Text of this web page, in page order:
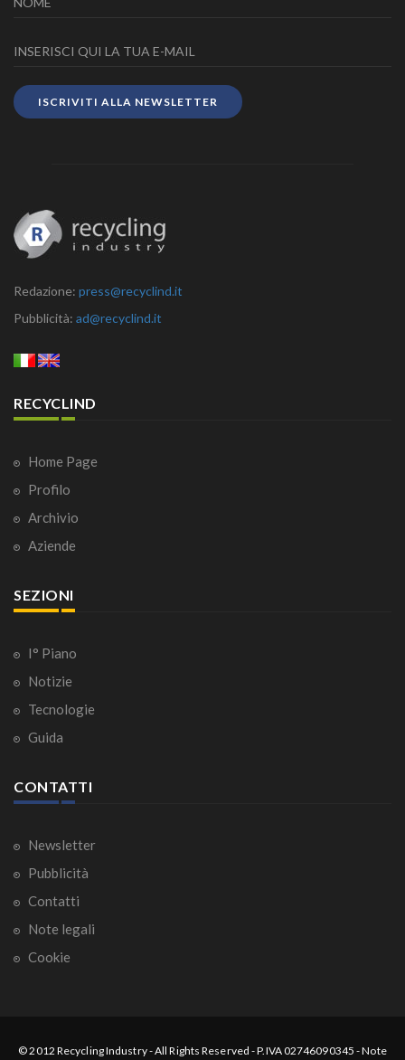
ISCRIVITI ALLA NEWSLETTER
Redazione: press@recyclind.it
Pubblicità: ad@recyclind.it
RECYCLIND
Home Page
Profilo
Archivio
Aziende
SEZIONI
I° Piano
Notizie
Tecnologie
Guida
CONTATTI
Newsletter
Pubblicità
Contatti
Note legali
Cookie
© 2012 Recycling Industry-All Rights Reserved - P.IVA 02746090345 -Note